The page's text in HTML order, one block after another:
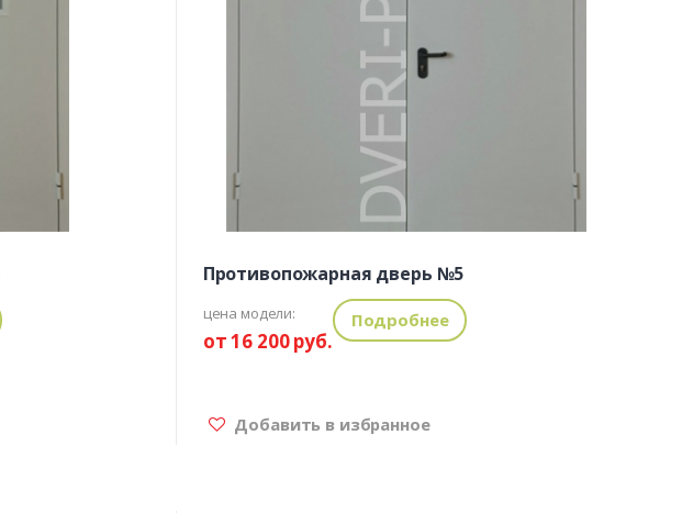
Противопожарная дверь №5
цена модели:
от 16 200 руб.
Подробнее
Добавить в избранное